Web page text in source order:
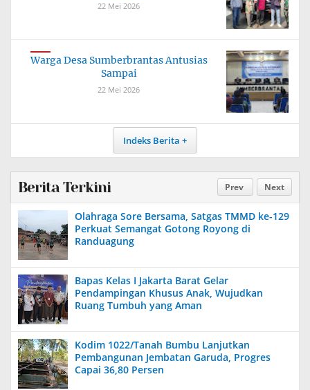
22 Mei 2026
Warga Desa Sumberbrantas Antusias
Sampai
22 Mei 2026
Indeks Berita
Prev Next
Berita Terkini
Olahraga Sore Bersama, Satgas TMMD ke-129
Perkuat Semangat Gotong Royong di
Randuagung
Bapas Kelas I Jakarta Barat Gelar
Pendampingan Khusus Anak, Wujudkan
Ruang Tumbuh yang Aman
Kodim 1022/Tanah Bumbu Lanjutkan
Pembangunan Jembatan Garuda, Progres
Capai 36,80 Persen